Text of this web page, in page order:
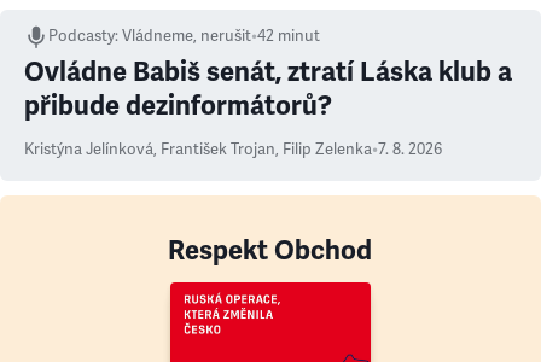
Podcasty:Vládneme, nerušit•42 minut
Ovládne Babiš senát, ztratí Láska klub a
přibude dezinformátorů?
Kristýna Jelínková, František Trojan, Filip Zelenka•7. 8. 2026
Respekt Obchod